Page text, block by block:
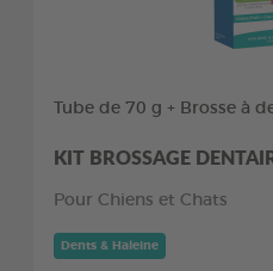
Tube de 70 g + Brosse à
KIT BROSSAGE
Pour Chiens et Chats
Dents & Haleine